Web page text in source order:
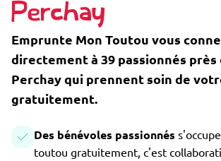
Perchay
Emprunte Mon Toutou vous
directement à 39 passionnés près
Perchay qui prennent soin de
gratuitement.
Des bénévoles passionnés
toutou gratuitement, c'est